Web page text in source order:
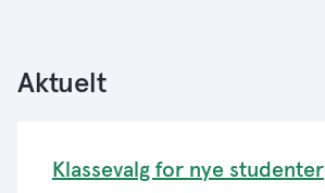
Aktuelt
Klassevalg for nye studenter